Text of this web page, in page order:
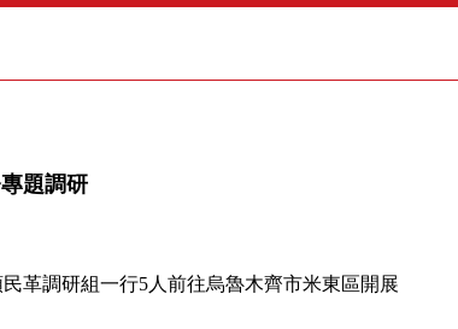
題調研
革調研組一行5人前往烏魯木齊市米東區開展